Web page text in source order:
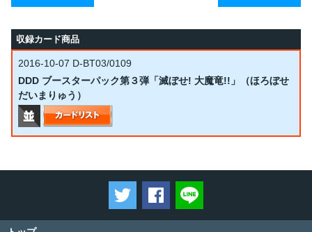
収録カード商品
2016-10-07 D-BT03/0109
DDD ブースターパック第３弾「滅ぼせ! 大魔竜!!」（ほろぼせ
だいまりゅう）
ツイートするFacebookでシェアする